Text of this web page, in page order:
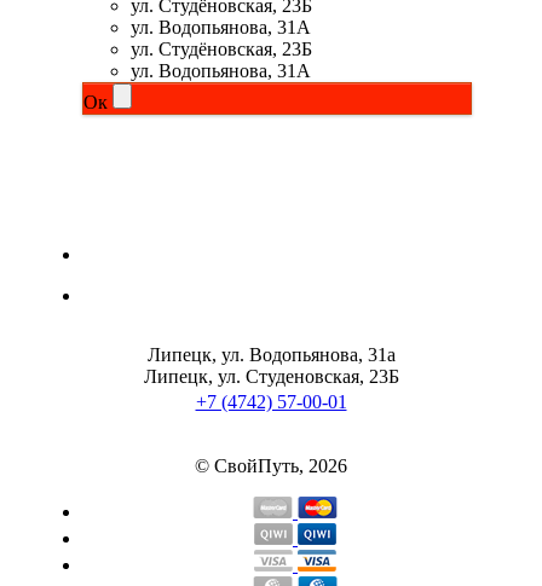
ул. Студёновская, 23Б
ул. Водопьянова, 31А
ул. Студёновская, 23Б
ул. Водопьянова, 31А
Ок
Липецк, ул. Водопьянова, 31а
Липецк, ул. Студеновская, 23Б
+7 (4742) 57-00-01
© СвойПуть, 2026